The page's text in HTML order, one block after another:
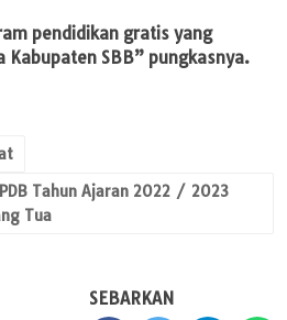
pendidikan gratis yang
Kabupaten SBB” pungkasnya.
Tahun Ajaran 2022 / 2023
Tua
SEBARKAN